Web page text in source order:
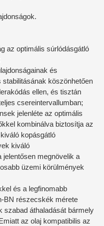
az optimális súrlódásgátló
és
köszönhetően
ellen, és tisztán
csereintervallumban;
jelenléte az optimális
kombinálva biztosítja az
kopásgátló
kiváló
megnövelik a
üzemi körülmények
és a legfinomabb
BN részecskék mérete
szabad áthaladását bármely
az olaj kompatibilis az